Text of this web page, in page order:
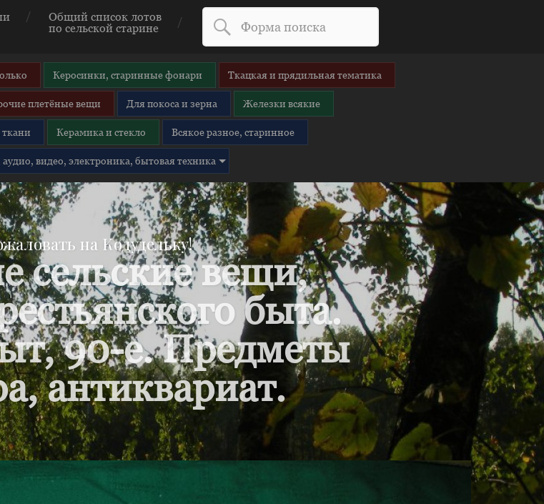
Общий список лотов
по сельской старине
Керосинки, старинные фонари Ткацкая и прядильная тематика
плетёные вещи Для покоса и зерна Железки всякие
ткани Керамика и стекло Всякое разное, старинное
аудио, видео, электроника, бытовая техника
на Кодудельку!
сельские вещи,
быта.
90-е. Предметы
антиквариат.